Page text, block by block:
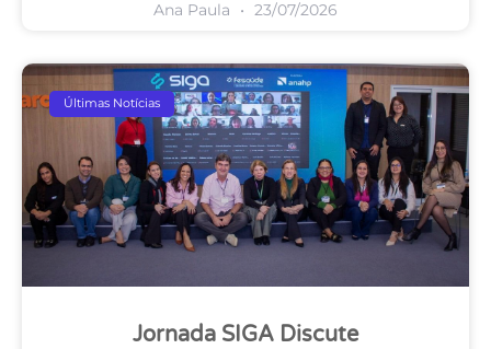
Ana Paula 23/07/2026
Últimas Notícias
Jornada SIGA Discute